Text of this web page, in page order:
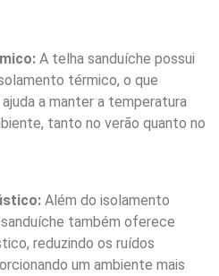
A telha sanduíche possui
térmico, o que
a manter a temperatura
tanto no verão quanto no
Além do isolamento
também oferece
reduzindo os ruídos
um ambiente mais